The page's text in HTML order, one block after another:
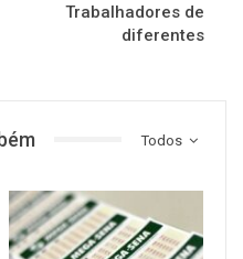
Trabalhadores de
diferentes
Todos
NOTÍCIAS